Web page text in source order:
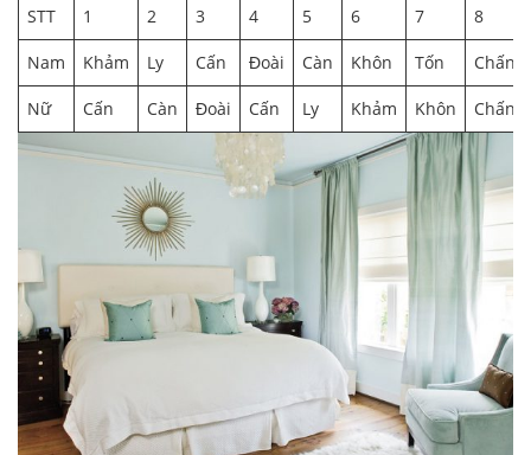
STT 1 2 3 4 5 6 7 8
Nam Khảm Ly Cấn Đoài Càn Khôn Tốn Chấn
Nữ Cấn Càn Đoài Cấn Ly Khảm Khôn Chấn